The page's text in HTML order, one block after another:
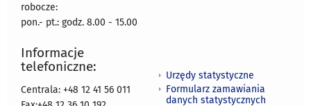
robocze:
pon.- pt.: godz. 8.00 - 15.00
Informacje
telefoniczne:
Centrala: +48 12 41 56 011
Urzędy statystyczne
Formularz zamawiania
danych statystycznych